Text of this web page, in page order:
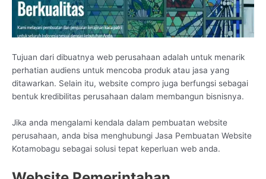
Tujuan dari dibuatnya web perusahaan adalah untuk menarik
perhatian audiens untuk mencoba produk atau jasa yang
ditawarkan. Selain itu, website compro juga berfungsi sebagai
bentuk kredibilitas perusahaan dalam membangun bisnisnya.
Jika anda mengalami kendala dalam pembuatan website
perusahaan, anda bisa menghubungi Jasa Pembuatan Website
Kotamobagu sebagai solusi tepat keperluan web anda.